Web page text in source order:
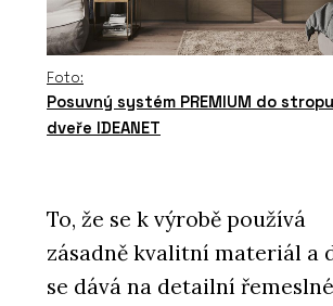
Foto:
Posuvný systém PREMIUM do
dveře IDEANET
To, že se k výrobě používá
zásadně kvalitní materiál a
se dává na detailní řemeslné